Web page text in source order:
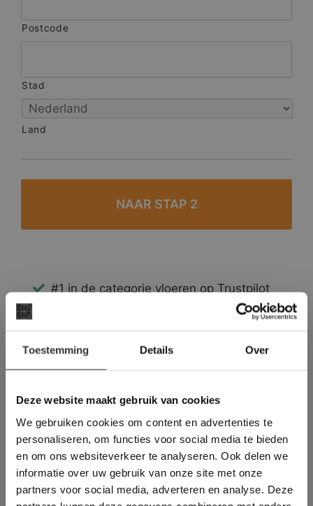
Toestemming Details Over
Deze website maakt gebruik van cookies
We gebruiken cookies om content en advertenties te
personaliseren, om functies voor social media te bieden
en om ons websiteverkeer te analyseren. Ook delen we
informatie over uw gebruik van onze site met onze
partners voor social media, adverteren en analyse. Deze
Postcode
Stad
Land
#1 in de categorie vloeren op Trustpilot
Binnen 24 uur een passende offerte
Meer dan 500 m2 showroom
Deze website maakt
gebruik van cookies.
This Cookie Banner was deleted and is no
longer working. Please contact the website
administrator.
Deze website gebruikt cookies om de
gebruikerservaring te verbeteren. Door
gebruik te maken van onze website geeft u
toestemming voor alle cookies in
overeenstemming met ons cookiebeleid.Lees
verder